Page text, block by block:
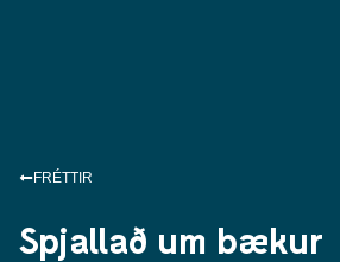
FRÉTTIR
Spjallað um bækur